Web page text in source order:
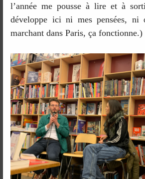
l’année me pousse à lire et à
développe ici ni mes pensées, ni
marchant dans Paris, ça fonctionne.)